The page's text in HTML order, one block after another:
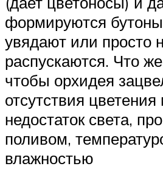
формируются
увядают или просто
распускаются. Что
чтобы орхидея
отсутствия
недостаток света,
поливом,
влажностью